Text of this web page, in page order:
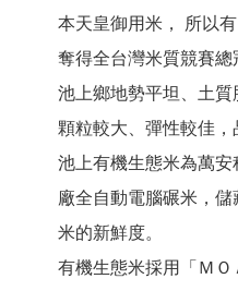
本天皇御用米， 所以
奪得全台灣米質競賽總
池上鄉地勢平坦、土
顆粒較大、彈性較佳，
池上有機生態米為萬
廠全自動電腦碾米，
米的新鮮度。
有機生態米採用「Ｍ